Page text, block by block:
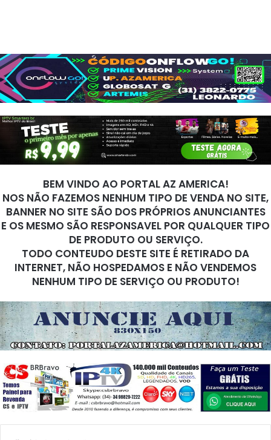
BEM VINDO AO PORTAL AZ AMERICA!
NOS NÃO FAZEMOS NENHUM TIPO DE VENDA NO SITE,
BANNER NO SITE SÃO DOS PRÓPRIOS ANUNCIANTES
E OS MESMO SÃO RESPONSAVEL POR QUALQUER TIPO
DE PRODUTO OU SERVIÇO.
TODO CONTEUDO DESTE SITE É RETIRADO DA
INTERNET, NÃO HOSPEDAMOS E NÃO VENDEMOS
NENHUM TIPO DE SERVIÇO OU PRODUTO!